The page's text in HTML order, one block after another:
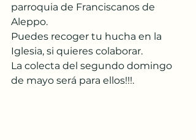
parroquia de Franciscanos de
Aleppo.
Puedes recoger tu hucha en la
Iglesia, si quieres colaborar.
La colecta del segundo domingo
de mayo será para ellos!!!.